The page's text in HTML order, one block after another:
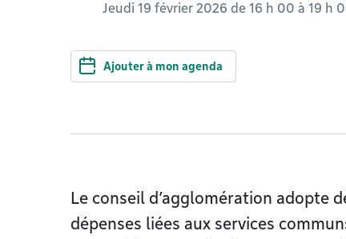
Jeudi 19 février 2026 de 16 h 00 à 19 h
Ajouter à mon agenda
Le conseil d’agglomération adopte
dépenses liées aux services